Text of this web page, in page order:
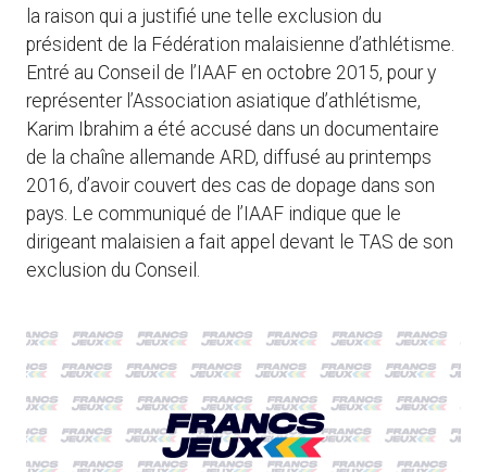
la raison qui a justifié une telle exclusion du
président de la Fédération malaisienne d’athlétisme.
Entré au Conseil de l’IAAF en octobre 2015, pour y
représenter l’Association asiatique d’athlétisme,
Karim Ibrahim a été accusé dans un documentaire
de la chaîne allemande ARD, diffusé au printemps
2016, d’avoir couvert des cas de dopage dans son
pays. Le communiqué de l’IAAF indique que le
dirigeant malaisien a fait appel devant le TAS de son
exclusion du Conseil.